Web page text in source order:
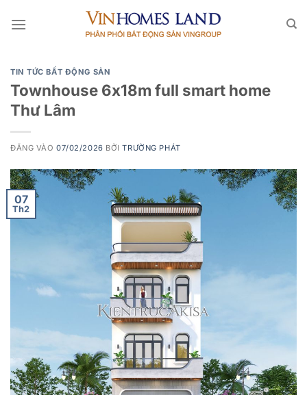
qua
TIN TỨC BẤT ĐỘNG SẢN
Townhouse 6x18m full smart home
Thư Lâm
ĐĂNG VÀO07/02/2026 BỞITRƯỜNG PHÁT
07
Th2